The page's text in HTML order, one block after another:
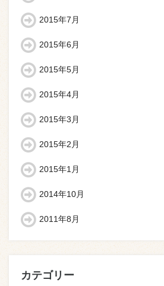
2015年7月
2015年6月
2015年5月
2015年4月
2015年3月
2015年2月
2015年1月
2014年10月
2011年8月
カテゴリー